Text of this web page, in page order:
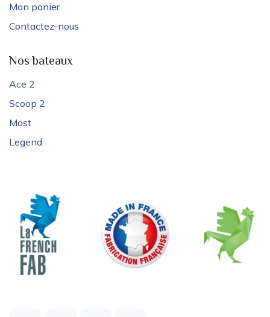
Mon panier
Contactez-nous
Nos bateaux
Ace 2
Scoop 2
Most
Legend